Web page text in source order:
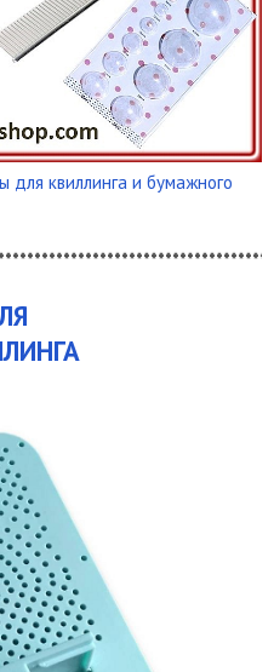
для квиллинга и бумажного